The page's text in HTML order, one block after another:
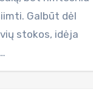
Galbūt dėl
stokos, idėja